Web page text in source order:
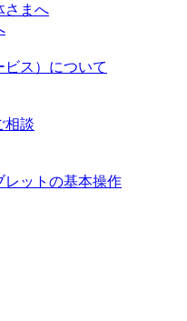
さまへ
ビス）について
相談
レットの基本操作